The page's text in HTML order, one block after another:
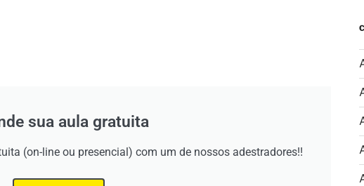
sua aula gratuita
(on-line ou presencial) com um de nossos adestradores!!